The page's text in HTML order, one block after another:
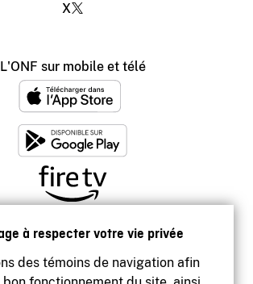
à respecter votre vie privée
des témoins de navigation afin
X
L'ONF sur mobile et télé